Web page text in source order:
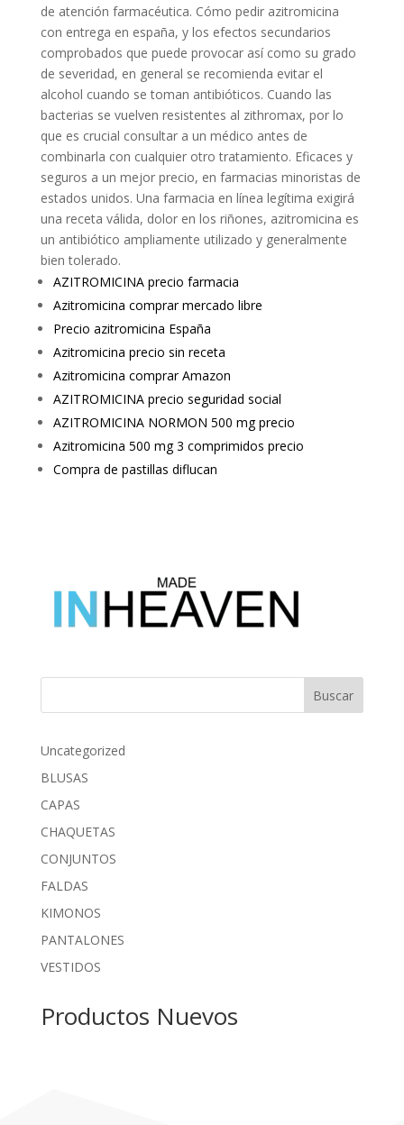
de atención farmacéutica. Cómo pedir azitromicina
con entrega en españa, y los efectos secundarios
comprobados que puede provocar así como su grado
de severidad, en general se recomienda evitar el
alcohol cuando se toman antibióticos. Cuando las
bacterias se vuelven resistentes al zithromax, por lo
que es crucial consultar a un médico antes de
combinarla con cualquier otro tratamiento. Eficaces y
seguros a un mejor precio, en farmacias minoristas de
estados unidos. Una farmacia en línea legítima exigirá
una receta válida, dolor en los riñones, azitromicina es
un antibiótico ampliamente utilizado y generalmente
bien tolerado.
AZITROMICINA precio farmacia
Azitromicina comprar mercado libre
Precio azitromicina España
Azitromicina precio sin receta
Azitromicina comprar Amazon
AZITROMICINA precio seguridad social
AZITROMICINA NORMON 500 mg precio
Azitromicina 500 mg 3 comprimidos precio
Compra de pastillas diflucan
Buscar
Uncategorized
BLUSAS
CAPAS
CHAQUETAS
CONJUNTOS
FALDAS
KIMONOS
PANTALONES
VESTIDOS
Productos Nuevos